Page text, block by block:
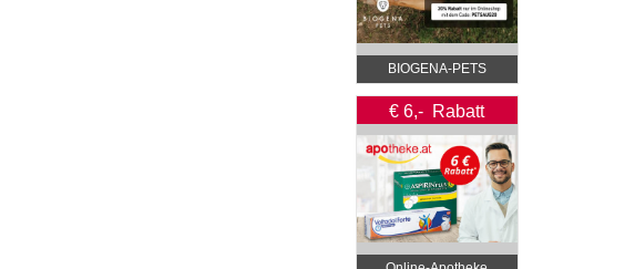
BIOGENA-PETS
€ 6,- Rabatt